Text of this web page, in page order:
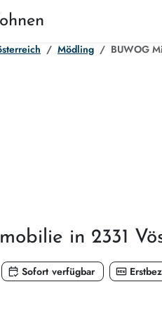
Mödling BUWOG
in 2331
calendar_check Sofort verfügbar fiber_new